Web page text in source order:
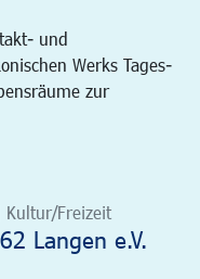
und
Werks Tages-
zur
Kultur/Freizeit
Langen e.V.